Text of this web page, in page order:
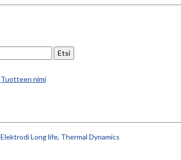
Tuotteen nimi
Elektrodi Long life, Thermal Dynamics